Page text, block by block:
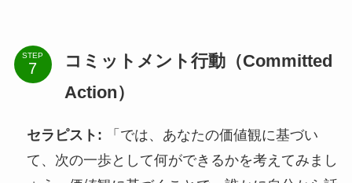
STEP
コミットメント行動（Committed
Action）
セラピスト: 「では、あなたの価値観に基づい
て、次の一歩として何ができるかを考えてみまし